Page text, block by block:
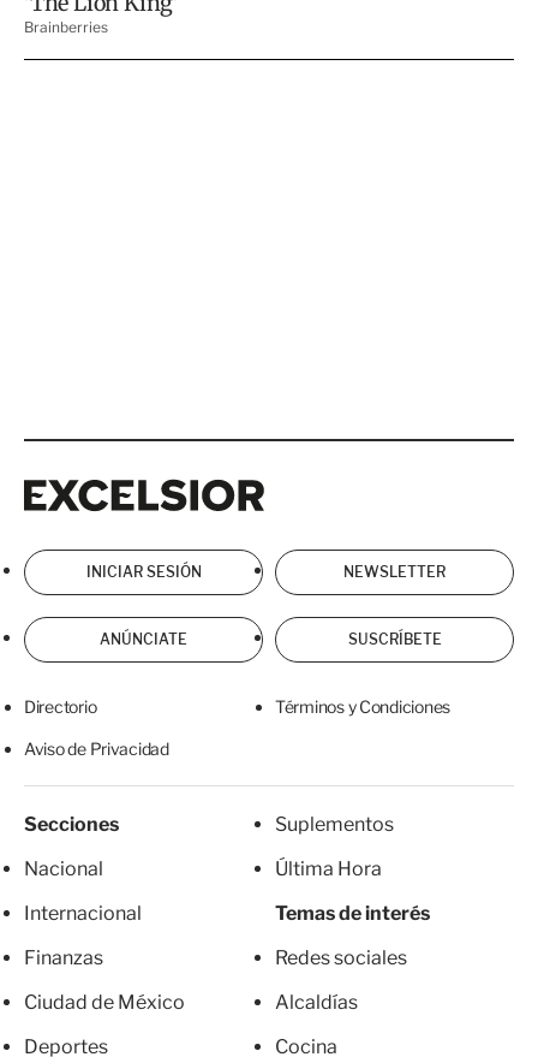
INICIAR SESIÓN NEWSLETTER
ANÚNCIATE SUSCRÍBETE
Directorio Términos y Condiciones
Aviso de Privacidad
Secciones
Nacional
Internacional
Finanzas
Ciudad de México
Deportes
Suplementos
Última Hora
Temas de interés
Redes sociales
Alcaldías
Cocina